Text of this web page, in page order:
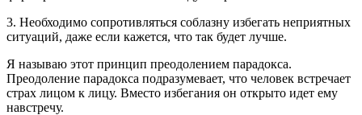
3. Необходимо сопротивляться соблазну избегать неприятных
ситуаций, даже если кажется, что так будет лучше.
Я называю этот принцип преодолением парадокса.
Преодоление парадокса подразумевает, что человек встречает
страх лицом к лицу. Вместо избегания он открыто идет ему
навстречу.